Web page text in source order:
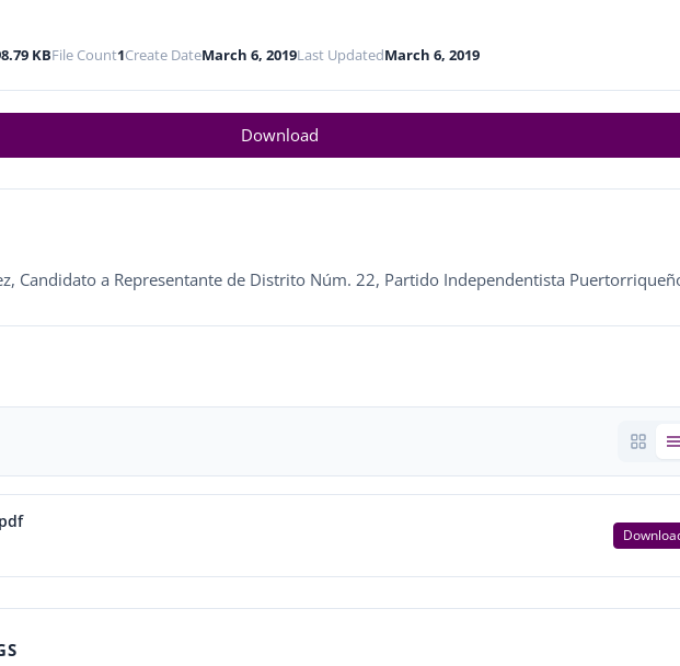
KBFile Count1Create DateMarch 6, 2019Last UpdatedMarch 6, 2019
Download
Candidato a Representante de Distrito Núm. 22, Partido Independentista